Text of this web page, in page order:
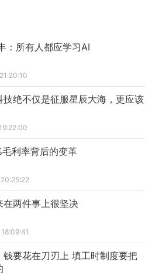
汽车创始人魏建军姓氏的
豪华SUV品牌，此役，魏建
”
NOA，再到城市无图智
变革的路径。
老对手比亚迪，智能化进
等一款爆款车型。
，到与华为的意向合作，
：所有人都应学习AI
技绝不仅是征服星辰大海，更应该
毛利率背后的变革
在两件事上很坚决
钱要花在刀刃上 填工时制度要把